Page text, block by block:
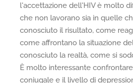
l'accettazione dell'HIV è molto
che non lavorano sia in quelle
conosciuto il risultato, come
come affrontano la situazione
conosciuto la realtà, come si
È molto interessante
coniugale e il livello di